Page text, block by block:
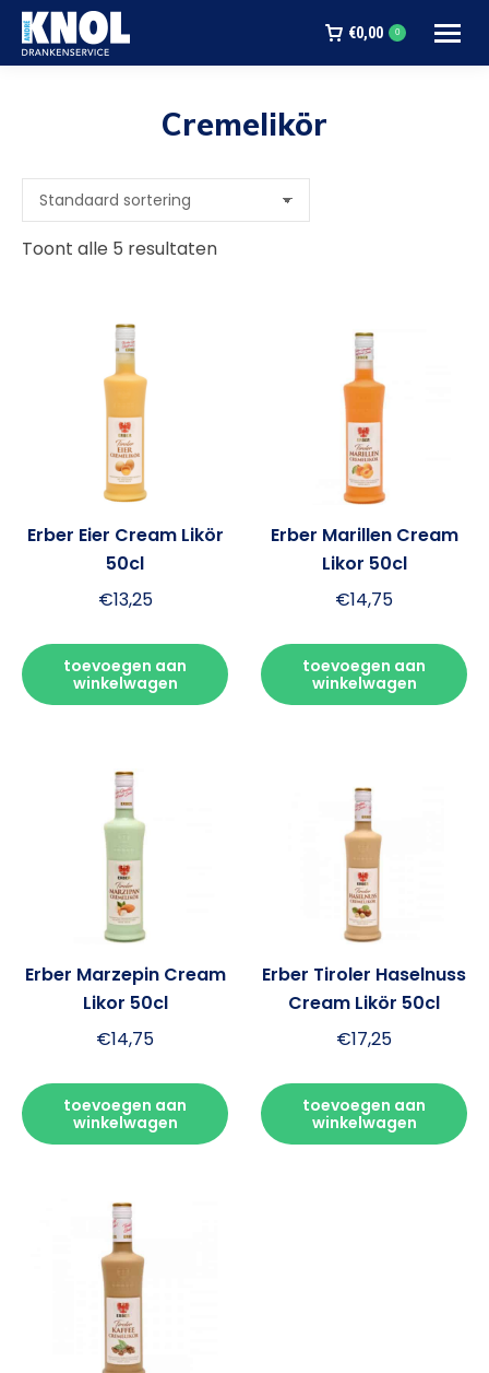
€0,00 0
Cremelikör
Toont alle 5 resultaten
Erber Eier Cream Likör
50cl
€13,25
toevoegen aan
winkelwagen
Erber Marillen Cream
Likor 50cl
€14,75
toevoegen aan
winkelwagen
Erber Marzepin Cream
Likor 50cl
€14,75
toevoegen aan
winkelwagen
Erber Tiroler Haselnuss
Cream Likör 50cl
€17,25
toevoegen aan
winkelwagen